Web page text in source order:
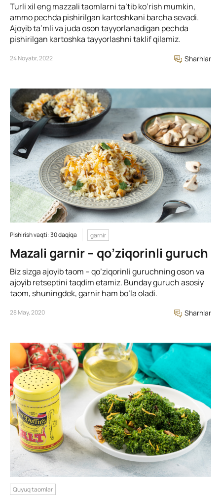
Turli xil eng mazzali taomlarni ta’tib ko’rish mumkin,
ammo pechda pishirilgan kartoshkani barcha sevadi.
Ajoyib ta’mli va juda oson tayyorlanadigan pechda
pishirilgan kartoshka tayyorlashni taklif qilamiz.
24 Noyabr, 2022 Sharhlar
Pishirish vaqti: 30 daqiqa garnir
Mazali garnir – qo’ziqorinli guruch
Biz sizga ajoyib taom – qo’ziqorinli guruchning oson va
ajoyib retseptini taqdim etamiz. Bunday guruch asosiy
taom, shuningdek, garnir ham bo’la oladi.
28 May, 2020 Sharhlar
Quyuq taomlar